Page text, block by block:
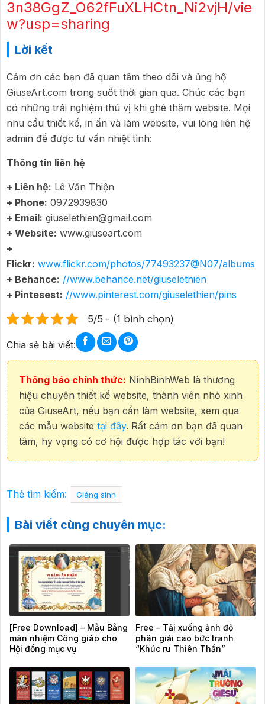
3n38GgZ_O62fFuXLHCtn_Ni2vjH/vie
w?usp=sharing
Lời kết
Cám ơn các bạn đã quan tâm theo dõi và ủng hộ
GiuseArt.com trong suốt thời gian qua. Chúc các bạn
có những trải nghiệm thú vị khi ghé thăm website. Mọi
nhu cầu thiết kế, in ấn và làm website, vui lòng liên hệ
admin để được tư vấn nhiệt tình:
Thông tin liên hệ
+ Liên hệ: Lê Văn Thiện
+ Phone: 0972939830
+ Email: giuselethien@gmail.com
+ Website: www.giuseart.com
+
Flickr: www.flickr.com/photos/77493237@N07/albums
+ Behance: //www.behance.net/giuselethien
+ Pintesest: //www.pinterest.com/giuselethien/pins
5/5 - (1 bình chọn)
Chia sẻ bài viết:
Thông báo chính thức: NinhBinhWeb là thương
hiệu chuyên thiết kế website, thành viên nhỏ xinh
của GiuseArt, nếu bạn cần làm website, xem qua
các mẫu website tại đây. Rất cám ơn bạn đã quan
tâm, hy vọng có cơ hội được hợp tác với bạn!
Thẻ tìm kiếm: Giáng sinh
Bài viết cùng chuyên mục:
[Free Download] – Mẫu Bằng
mãn nhiệm Công giáo cho
Hội đồng mục vụ
Free – Tải xuống ảnh độ
phân giải cao bức tranh
“Khúc ru Thiên Thần”